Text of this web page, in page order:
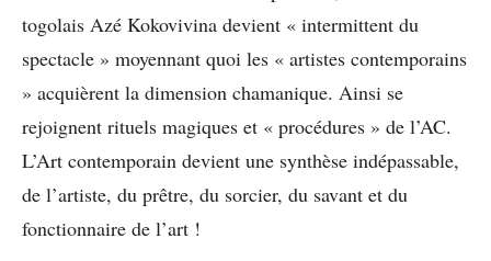
togolais Azé Kokovivina devient « intermittent du
spectacle » moyennant quoi les « artistes contemporains
» acquièrent la dimension chamanique. Ainsi se
rejoignent rituels magiques et « procédures » de l’AC.
L’Art contemporain devient une synthèse indépassable,
de l’artiste, du prêtre, du sorcier, du savant et du
fonctionnaire de l’art !